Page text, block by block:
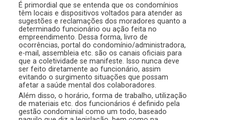
É primordial que se entenda que os condomínios
têm locais e dispositivos voltados para atender as
sugestões e reclamações dos moradores quanto a
determinado funcionário ou ação feita no
empreendimento. Dessa forma, livro de
ocorrências, portal do condomínio/administradora,
e-mail, assembleia etc. são os canais oficiais para
que a coletividade se manifeste. Isso nunca deve
ser feito diretamente ao funcionário, assim
evitando o surgimento situações que possam
afetar a saúde mental dos colaboradores.
Além disso, o horário, forma de trabalho, utilização
de materiais etc. dos funcionários é definido pela
gestão condominial como um todo, baseado